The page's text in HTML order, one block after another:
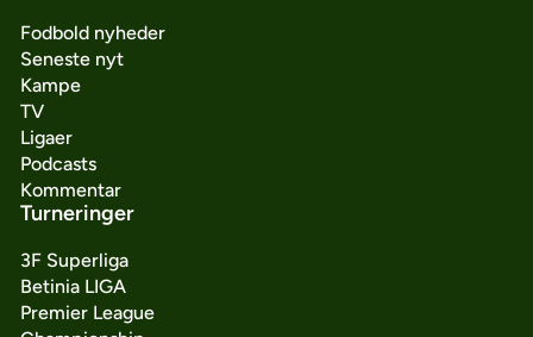
Fodbold nyheder
Seneste nyt
Kampe
TV
Ligaer
Podcasts
Kommentar
Turneringer
3F Superliga
Betinia LIGA
Premier League